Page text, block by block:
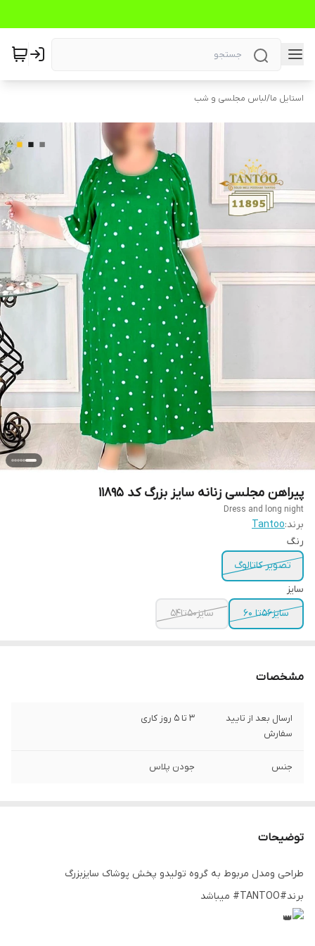
استایل ما/لباس مجلسی و شب
پیراهن مجلسی زنانه سایز بزرگ کد 11895
Dress and long night
برند:Tantoo
رنگ
تصویر کاتالوگ
سایز
سایز56تا 60
سایز50تا54
مشخصات
ارسال بعد از تایید
سفارش
3 تا 5 روز کاری
جنس جودن پلاس
توضیحات
طراحی ومدل مربوط به گروه تولیدو پخش پوشاک سایزبزرگ
برند#TANTOO# میباشد